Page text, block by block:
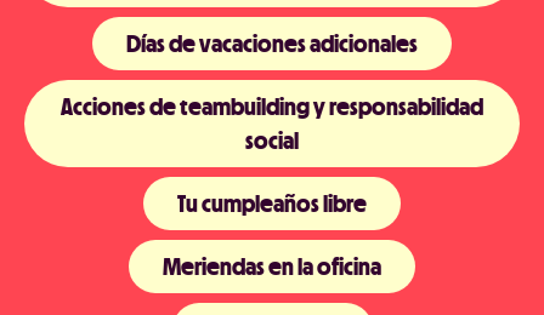
Días de vacaciones adicionales
Acciones de teambuilding y responsabilidad
social
Tu cumpleaños libre
Meriendas en la oficina